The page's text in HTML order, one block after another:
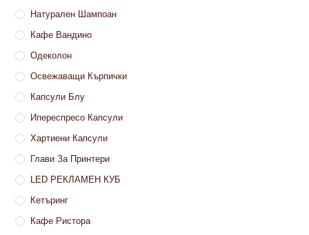
Натурален Шампоан
Кафе Вандино
Одеколон
Освежаващи Кърпички
Капсули Блу
Ипереспресо Капсули
Хартиени Капсули
Глави За Принтери
LED РЕКЛАМЕН КУБ
Кетъринг
Кафе Ристора